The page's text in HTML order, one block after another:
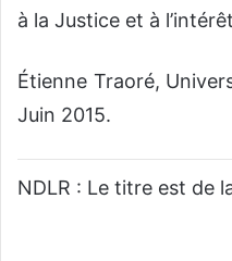
à la Justice et à
Étienne Traoré,
Juin 2015.
NDLR : Le titre est de